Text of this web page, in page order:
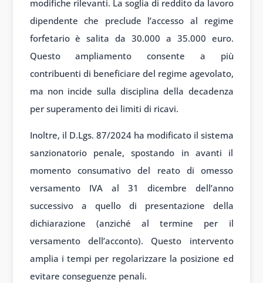
modifiche rilevanti. La soglia di reddito da lavoro
dipendente che preclude l’accesso al regime
forfetario è salita da 30.000 a 35.000 euro.
Questo ampliamento consente a più
contribuenti di beneficiare del regime agevolato,
ma non incide sulla disciplina della decadenza
per superamento dei limiti di ricavi.
Inoltre, il D.Lgs. 87/2024 ha modificato il sistema
sanzionatorio penale, spostando in avanti il
momento consumativo del reato di omesso
versamento IVA al 31 dicembre dell’anno
successivo a quello di presentazione della
dichiarazione (anziché al termine per il
versamento dell’acconto). Questo intervento
amplia i tempi per regolarizzare la posizione ed
evitare conseguenze penali.